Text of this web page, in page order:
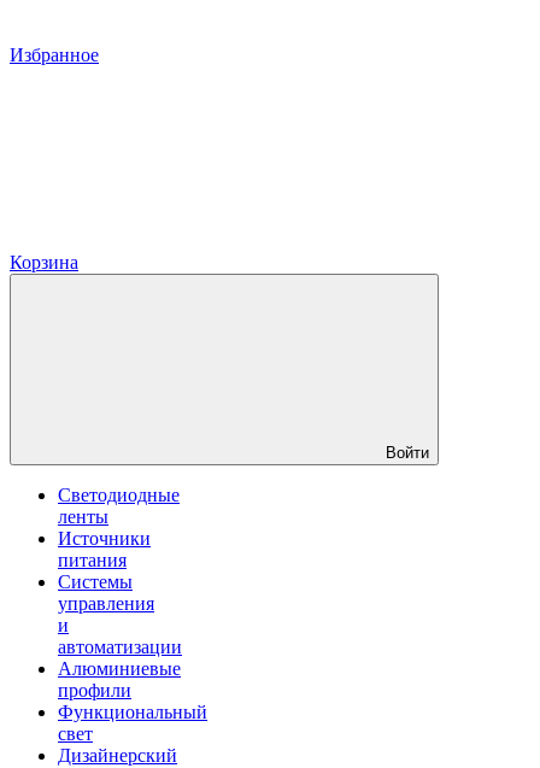
Избранное
Корзина
Войти
Светодиодные
ленты
Источники
питания
Системы
управления
и
автоматизации
Алюминиевые
профили
Функциональный
свет
Дизайнерский